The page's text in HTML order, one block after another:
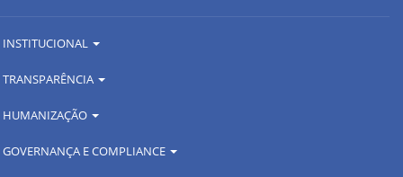
INSTITUCIONAL
TRANSPARÊNCIA
HUMANIZAÇÃO
GOVERNANÇA E COMPLIANCE